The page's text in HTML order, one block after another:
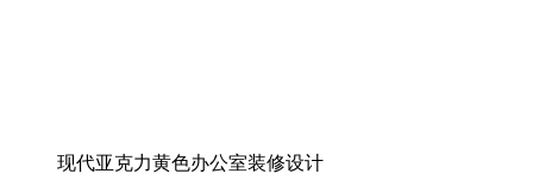
现代亚克力黄色办公室装修设计